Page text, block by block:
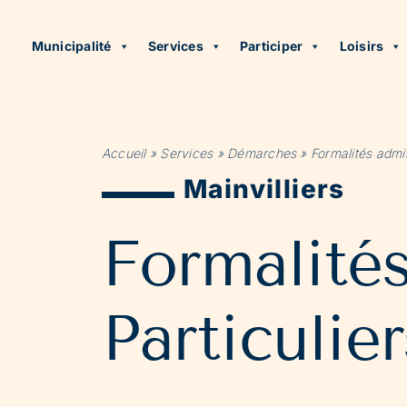
Municipalité Services Participer Loisirs
Accueil» Services» Démarches» Formalités
Mainvilliers